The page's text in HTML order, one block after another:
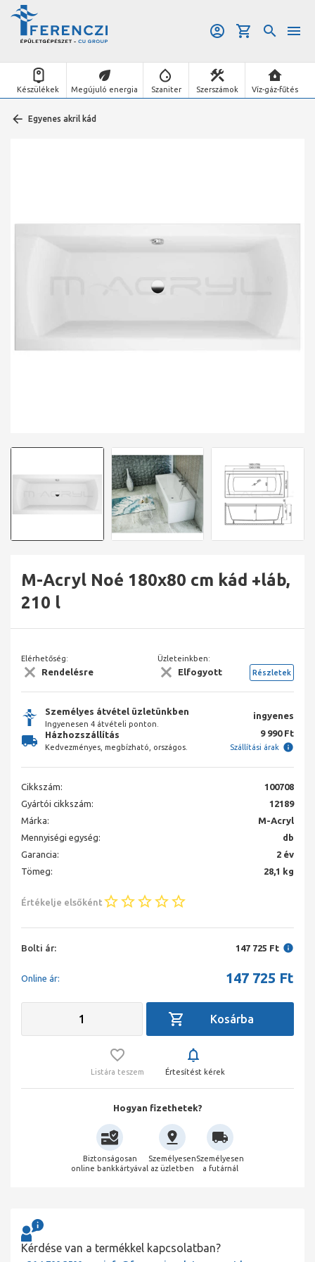
Készülékek Megújuló energia Szaniter Szerszámok Víz-gáz-fűtés
Egyenes akril kád
M-Acryl Noé 180x80 cm kád +láb,
210 l
Elérhetőség:
Rendelésre
Üzleteinkben:
Elfogyott Részletek
Személyes átvétel üzletünkben
Ingyenesen 4 átvételi ponton.
ingyenes
Házhozszállítás
Kedvezményes, megbízható, országos.
9 990 Ft
Szállítási árak
Cikkszám:
100708
Gyártói cikkszám:
12189
Márka:
M-Acryl
Mennyiségi egység:
db
Garancia:
2 év
Tömeg:
28,1 kg
Értékelje elsőként
Bolti ár: 147 725 Ft
Online ár: 147 725 Ft
Listára teszem Értesítést kérek
Hogyan fizethetek?
Biztonságosan
online bankkártyával
Személyesen
az üzletben
Személyesen
a futárnál
Kérdése van a termékkel kapcsolatban?